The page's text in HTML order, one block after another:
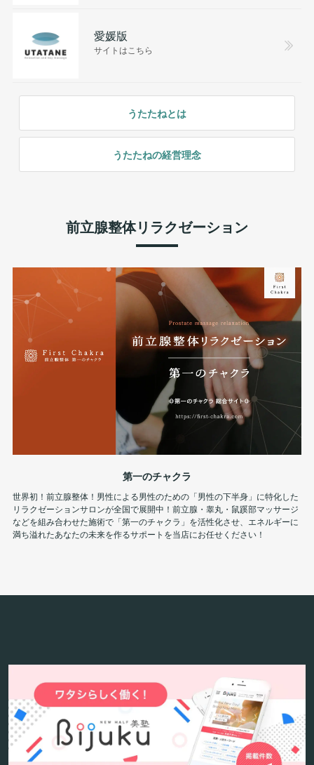
愛媛版
サイトはこちら
うたたねとは
うたたねの経営理念
前立腺整体リラクゼーション
第一のチャクラ
世界初！前立腺整体！男性による男性のための「男性の下半身」に特化した
リラクゼーションサロンが全国で展開中！前立腺・睾丸・鼠蹊部マッサージ
などを組み合わせた施術で「第一のチャクラ」を活性化させ、エネルギーに
満ち溢れたあなたの未来を作るサポートを当店にお任せください！